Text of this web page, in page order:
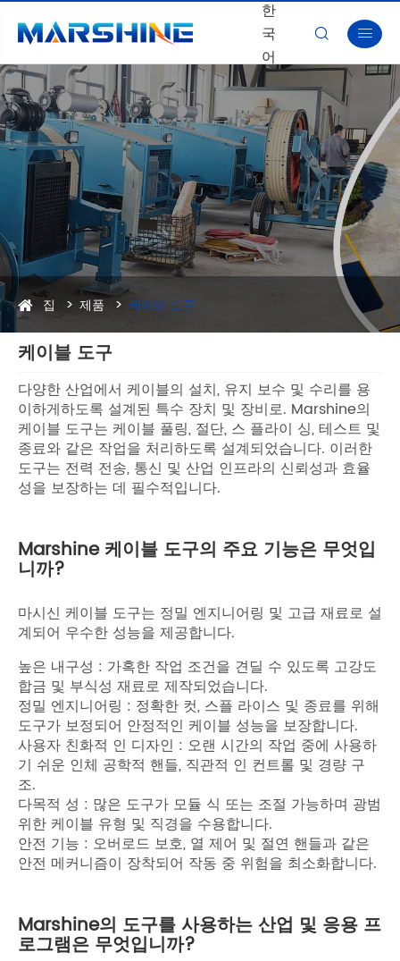
한
국
어
 
집 제품 케이블 도구
케이블 도구
다양한 산업에서 케이블의 설치, 유지 보수 및 수리를 용
이하게하도록 설계된 특수 장치 및 장비로. Marshine의
케이블 도구는 케이블 풀링, 절단, 스 플라이 싱, 테스트 및
종료와 같은 작업을 처리하도록 설계되었습니다. 이러한
도구는 전력 전송, 통신 및 산업 인프라의 신뢰성과 효율
성을 보장하는 데 필수적입니다.
Marshine 케이블 도구의 주요 기능은 무엇입
니까?
마시신 케이블 도구는 정밀 엔지니어링 및 고급 재료로 설
계되어 우수한 성능을 제공합니다.
높은 내구성 : 가혹한 작업 조건을 견딜 수 있도록 고강도
합금 및 부식성 재료로 제작되었습니다.
정밀 엔지니어링 : 정확한 컷, 스플 라이스 및 종료를 위해
도구가 보정되어 안정적인 케이블 성능을 보장합니다.
사용자 친화적 인 디자인 : 오랜 시간의 작업 중에 사용하
기 쉬운 인체 공학적 핸들, 직관적 인 컨트롤 및 경량 구
조.
다목적 성 : 많은 도구가 모듈 식 또는 조절 가능하며 광범
위한 케이블 유형 및 직경을 수용합니다.
안전 기능 : 오버로드 보호, 열 제어 및 절연 핸들과 같은
안전 메커니즘이 장착되어 작동 중 위험을 최소화합니다.
Marshine의 도구를 사용하는 산업 및 응용 프
로그램은 무엇입니까?